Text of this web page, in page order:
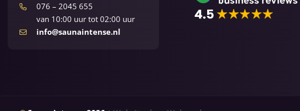
076 – 2045 655
van 10:00 uur tot 02:00 uur
info@saunaintense.nl